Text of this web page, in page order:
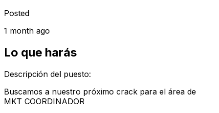
Posted
1 month ago
Lo que harás
Descripción del puesto:
Buscamos a nuestro próximo crack para el área de
MKT COORDINADOR